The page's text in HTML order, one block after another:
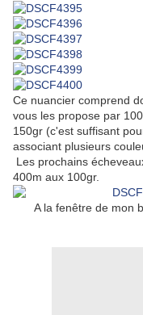
Ce nuancier comprend
vous les propose par
150gr (c'est suffisant
associant plusieurs
Les prochains
400m aux 100gr.
A la fenêtre de mon